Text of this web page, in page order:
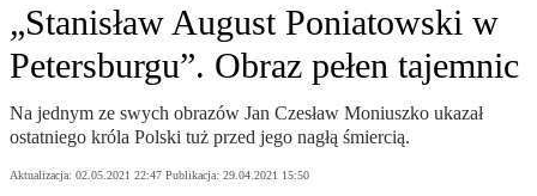
„Stanisław August Poniatowski w
Petersburgu”. Obraz pełen tajemnic
Na jednym ze swych obrazów Jan Czesław Moniuszko ukazał
ostatniego króla Polski tuż przed jego nagłą śmiercią.
Aktualizacja: 02.05.2021 22:47 Publikacja: 29.04.2021 15:50